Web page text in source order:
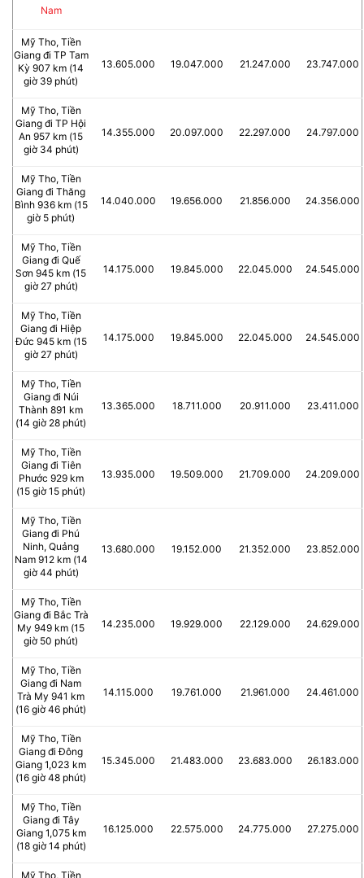
Nam
Mỹ Tho, Tiền
Giang đi TP Tam
Kỳ 907 km (14
giờ 39 phút)
13.605.000 19.047.000 21.247.000 23.747.000
Mỹ Tho, Tiền
Giang đi TP Hội
An 957 km (15
giờ 34 phút)
14.355.000 20.097.000 22.297.000 24.797.000
Mỹ Tho, Tiền
Giang đi Thăng
Bình 936 km (15
giờ 5 phút)
14.040.000 19.656.000 21.856.000 24.356.000
Mỹ Tho, Tiền
Giang đi Quế
Sơn 945 km (15
giờ 27 phút)
14.175.000 19.845.000 22.045.000 24.545.000
Mỹ Tho, Tiền
Giang đi Hiệp
Đức 945 km (15
giờ 27 phút)
14.175.000 19.845.000 22.045.000 24.545.000
Mỹ Tho, Tiền
Giang đi Núi
Thành 891 km
(14 giờ 28 phút)
13.365.000 18.711.000 20.911.000 23.411.000
Mỹ Tho, Tiền
Giang đi Tiên
Phước 929 km
(15 giờ 15 phút)
13.935.000 19.509.000 21.709.000 24.209.000
Mỹ Tho, Tiền
Giang đi Phú
Ninh, Quảng
Nam 912 km (14
giờ 44 phút)
13.680.000 19.152.000 21.352.000 23.852.000
Mỹ Tho, Tiền
Giang đi Bắc Trà
My 949 km (15
giờ 50 phút)
14.235.000 19.929.000 22.129.000 24.629.000
Mỹ Tho, Tiền
Giang đi Nam
Trà My 941 km
(16 giờ 46 phút)
14.115.000 19.761.000 21.961.000 24.461.000
Mỹ Tho, Tiền
Giang đi Đông
Giang 1,023 km
(16 giờ 48 phút)
15.345.000 21.483.000 23.683.000 26.183.000
Mỹ Tho, Tiền
Giang đi Tây
Giang 1,075 km
(18 giờ 14 phút)
16.125.000 22.575.000 24.775.000 27.275.000
Mỹ Tho, Tiền